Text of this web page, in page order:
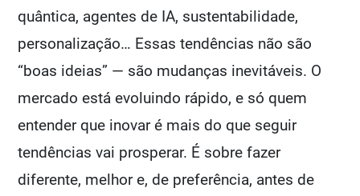
quântica, agentes de IA, sustentabilidade,
personalização… Essas tendências não são
“boas ideias” — são mudanças inevitáveis. O
mercado está evoluindo rápido, e só quem
entender que inovar é mais do que seguir
tendências vai prosperar. É sobre fazer
diferente, melhor e, de preferência, antes de